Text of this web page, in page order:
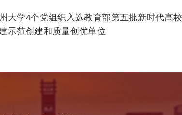
大学4个党组织入选教育部第五批新时代高校
示范创建和质量创优单位